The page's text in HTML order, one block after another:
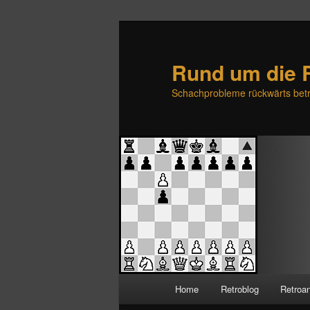
Rund um die
Schachprobleme rückwärts
Zum
Zum
Home Retroblog